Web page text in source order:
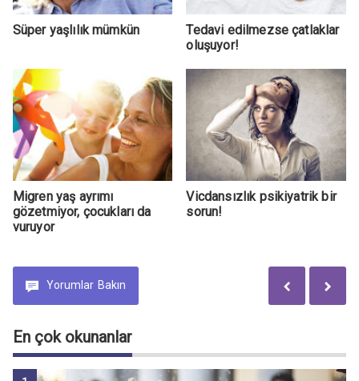
​Süper yaşlılık mümkün
Tedavi edilmezse çatlaklar
oluşuyor!
Migren yaş ayrımı
gözetmiyor, çocukları da
vuruyor
Vicdansızlık psikiyatrik bir
sorun!
Yorumlar Bakın
En çok okunanlar